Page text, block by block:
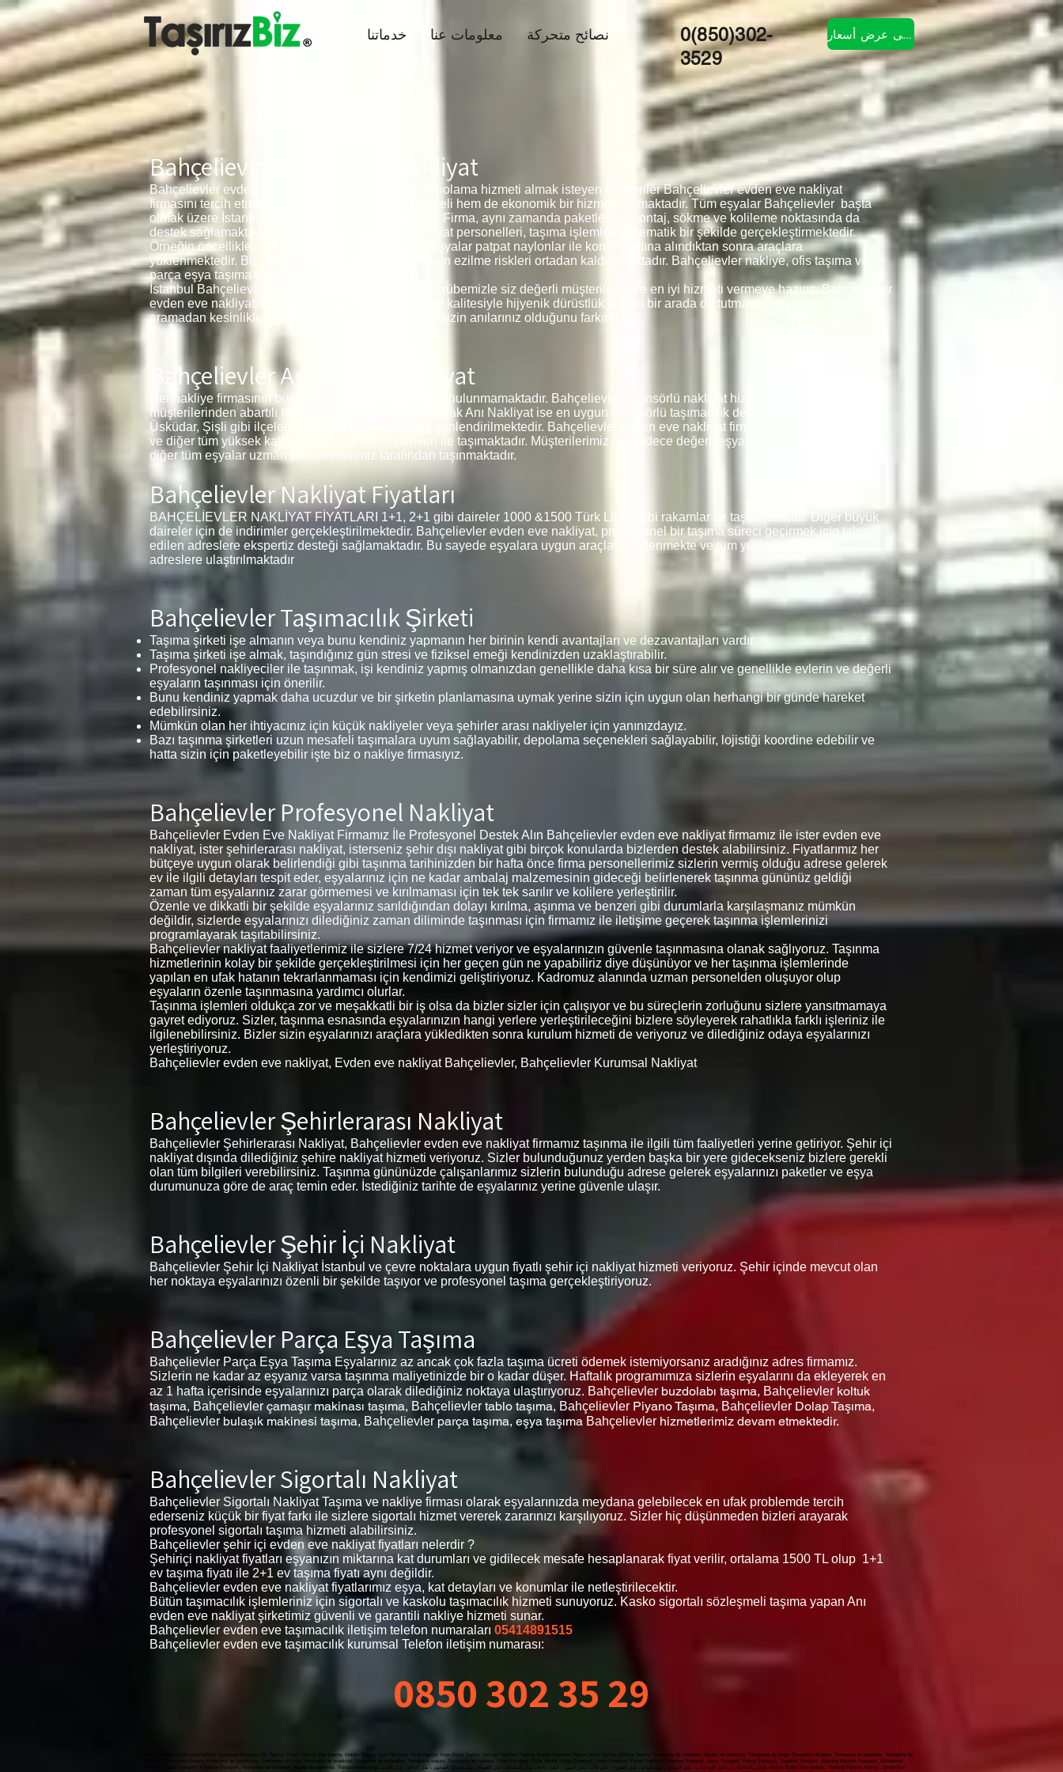
خدماتنا معلومات عنا نصائح متحركة
0(850)302-
3529
احصل على عرض أسعار
Bahçelievler Evden Eve Nakliyat
Bahçelievler evden eve nakliyat ve Bahçelievler depolama hizmeti almak isteyen müşteriler Bahçelievler evden eve nakliyat
firmasını tercih etmektedir. Çünkü firmamız hem kaliteli hem de ekonomik bir hizmet sunmaktadır. Tüm eşyalar Bahçelievler başta
olmak üzere İstanbul’un 39 ilçesine götürülmektedir. Firma, aynı zamanda paketleme, montaj, sökme ve kolileme noktasında da
destek sağlamaktadır. Bahçelievler evden eve nakliyat personelleri, taşıma işlemleri sistematik bir şekilde gerçekleştirmektedir.
Örneğin öncellikle mobilyalar, bazalar veya beyaz eşyalar patpat naylonlar ile koruma altına alındıktan sonra araçlara
yüklenmektedir. Bu sayede hassas olan malzemelerin ezilme riskleri ortadan kaldırılmaktadır. Bahçelievler nakliye, ofis taşıma ve
parça eşya taşıma desteği de sağlamaktadır.
İstanbul Bahçelievler Evden Eve Nakliyat 5 Yıllık tecrübemizle siz değerli müşterilerimize en iyi hizmeti vermeye hazırız. Bahçelievler
evden eve nakliyat ANI NAKLİYAT olarak birinci sınıf kalitesiyle hijyenik dürüstlük kaliteli bir arada da tutmaya çalışıyoruz. Bizi
aramadan kesinlikle taşınmayınız çünkü eşyalarınız sizin anılarınız olduğunu farkındayız.
Bahçelievler Asansörlü Nakliyat
Her nakliye firmasının bünyesinde asansör sistemleri bulunmamaktadır. Bahçelievler asansörlü nakliyat hizmeti veren firmalarda
müşterilerinden abartılı rakamlar talep etmektedir. Ancak Anı Nakliyat ise en uygun asansörlü taşımacılık desteğini sağlamaktadır.
Üsküdar, Şişli gibi ilçelere aynı gün içerisinde araç yönlendirilmektedir. Bahçelievler evden eve nakliyat firmamız rezidansları, siteleri
ve diğer tüm yüksek katlı binaları asansör sistemleri ile taşımaktadır. Müşterilerimiz ise sadece değerli eşyalarını yanına almakta ve
diğer tüm eşyalar uzman personellerimiz tarafından taşınmaktadır.
Bahçelievler Nakliyat Fiyatları
BAHÇELİEVLER NAKLİYAT FİYATLARI 1+1, 2+1 gibi daireler 1000 &1500 Türk Lirası gibi rakamlar ile taşınmaktadır. Diğer büyük
daireler için de indirimler gerçekleştirilmektedir. Bahçelievler evden eve nakliyat, profesyonel bir taşıma süreci geçirmek için talep
edilen adreslere ekspertiz desteği sağlamaktadır. Bu sayede eşyalara uygun araçlar belirlenmekte ve tüm yükler tek seferde
adreslere ulaştırılmaktadır
Bahçelievler Taşımacılık Şirketi
Taşıma şirketi işe almanın veya bunu kendiniz yapmanın her birinin kendi avantajları ve dezavantajları vardır.
Taşıma şirketi işe almak, taşındığınız gün stresi ve fiziksel emeği kendinizden uzaklaştırabilir.
Profesyonel nakliyeciler ile taşınmak, işi kendiniz yapmış olmanızdan genellikle daha kısa bir süre alır ve genellikle evlerin ve değerli
eşyaların taşınması için önerilir.
Bunu kendiniz yapmak daha ucuzdur ve bir şirketin planlamasına uymak yerine sizin için uygun olan herhangi bir günde hareket
edebilirsiniz.
Mümkün olan her ihtiyacınız için küçük nakliyeler veya şehirler arası nakliyeler için yanınızdayız.
Bazı taşınma şirketleri uzun mesafeli taşımalara uyum sağlayabilir, depolama seçenekleri sağlayabilir, lojistiği koordine edebilir ve
hatta sizin için paketleyebilir işte biz o nakliye firmasıyız.
Bahçelievler Profesyonel Nakliyat
Bahçelievler Evden Eve Nakliyat Firmamız İle Profesyonel Destek Alın Bahçelievler evden eve nakliyat firmamız ile ister evden eve
nakliyat, ister şehirlerarası nakliyat, isterseniz şehir dışı nakliyat gibi birçok konularda bizlerden destek alabilirsiniz. Fiyatlarımız her
bütçeye uygun olarak belirlendiği gibi taşınma tarihinizden bir hafta önce firma personellerimiz sizlerin vermiş olduğu adrese gelerek
ev ile ilgili detayları tespit eder, eşyalarınız için ne kadar ambalaj malzemesinin gideceği belirlenerek taşınma gününüz geldiği
zaman tüm eşyalarınız zarar görmemesi ve kırılmaması için tek tek sarılır ve kolilere yerleştirilir.
Özenle ve dikkatli bir şekilde eşyalarınız sarıldığından dolayı kırılma, aşınma ve benzeri gibi durumlarla karşılaşmanız mümkün
değildir, sizlerde eşyalarınızı dilediğiniz zaman diliminde taşınması için firmamız ile iletişime geçerek taşınma işlemlerinizi
programlayarak taşıtabilirsiniz.
Bahçelievler nakliyat faaliyetlerimiz ile sizlere 7/24 hizmet veriyor ve eşyalarınızın güvenle taşınmasına olanak sağlıyoruz. Taşınma
hizmetlerinin kolay bir şekilde gerçekleştirilmesi için her geçen gün ne yapabiliriz diye düşünüyor ve her taşınma işlemlerinde
yapılan en ufak hatanın tekrarlanmaması için kendimizi geliştiriyoruz. Kadromuz alanında uzman personelden oluşuyor olup
eşyaların özenle taşınmasına yardımcı olurlar.
Taşınma işlemleri oldukça zor ve meşakkatli bir iş olsa da bizler sizler için çalışıyor ve bu süreçlerin zorluğunu sizlere yansıtmamaya
gayret ediyoruz. Sizler, taşınma esnasında eşyalarınızın hangi yerlere yerleştirileceğini bizlere söyleyerek rahatlıkla farklı işleriniz ile
ilgilenebilirsiniz. Bizler sizin eşyalarınızı araçlara yükledikten sonra kurulum hizmeti de veriyoruz ve dilediğiniz odaya eşyalarınızı
yerleştiriyoruz.
Bahçelievler evden eve nakliyat, Evden eve nakliyat Bahçelievler, Bahçelievler Kurumsal Nakliyat
Bahçelievler Şehirlerarası Nakliyat
Bahçelievler Şehirlerarası Nakliyat, Bahçelievler evden eve nakliyat firmamız taşınma ile ilgili tüm faaliyetleri yerine getiriyor. Şehir içi
nakliyat dışında dilediğiniz şehire nakliyat hizmeti veriyoruz. Sizler bulunduğunuz yerden başka bir yere gidecekseniz bizlere gerekli
olan tüm bilgileri verebilirsiniz. Taşınma gününüzde çalışanlarımız sizlerin bulunduğu adrese gelerek eşyalarınızı paketler ve eşya
durumunuza göre de araç temin eder. İstediğiniz tarihte de eşyalarınız yerine güvenle ulaşır.
Bahçelievler Şehir İçi Nakliyat
Bahçelievler Şehir İçi Nakliyat İstanbul ve çevre noktalara uygun fiyatlı şehir içi nakliyat hizmeti veriyoruz. Şehir içinde mevcut olan
her noktaya eşyalarınızı özenli bir şekilde taşıyor ve profesyonel taşıma gerçekleştiriyoruz.
Bahçelievler Parça Eşya Taşıma
Bahçelievler Parça Eşya Taşıma Eşyalarınız az ancak çok fazla taşıma ücreti ödemek istemiyorsanız aradığınız adres firmamız.
Sizlerin ne kadar az eşyanız varsa taşınma maliyetinizde bir o kadar düşer. Haftalık programımıza sizlerin eşyalarını da ekleyerek en
az 1 hafta içerisinde eşyalarınızı parça olarak dilediğiniz noktaya ulaştırıyoruz. Bahçelievler buzdolabı taşıma, Bahçelievler koltuk
taşıma, Bahçelievler çamaşır makinası taşıma, Bahçelievler tablo taşıma, Bahçelievler Piyano Taşıma, Bahçelievler Dolap Taşıma,
Bahçelievler bulaşık makinesi taşıma, Bahçelievler parça taşıma, eşya taşıma Bahçelievler hizmetlerimiz devam etmektedir.
Bahçelievler Sigortalı Nakliyat
Bahçelievler Sigortalı Nakliyat Taşıma ve nakliye firması olarak eşyalarınızda meydana gelebilecek en ufak problemde tercih
ederseniz küçük bir fiyat farkı ile sizlere sigortalı hizmet vererek zararınızı karşılıyoruz. Sizler hiç düşünmeden bizleri arayarak
profesyonel sigortalı taşıma hizmeti alabilirsiniz.
Bahçelievler şehir içi evden eve nakliyat fiyatları nelerdir ?
Şehiriçi nakliyat fiyatları eşyanızın miktarına kat durumları ve gidilecek mesafe hesaplanarak fiyat verilir, ortalama 1500 TL olup 1+1
ev taşıma fiyatı ile 2+1 ev taşıma fiyatı aynı değildir.
Bahçelievler evden eve nakliyat fiyatlarımız eşya, kat detayları ve konumlar ile netleştirilecektir.
Bütün taşımacılık işlemleriniz için sigortalı ve kaskolu taşımacılık hizmeti sunuyoruz. Kasko sigortalı sözleşmeli taşıma yapan Anı
evden eve nakliyat şirketimiz güvenli ve garantili nakliye hizmeti sunar.
Bahçelievler evden eve taşımacılık iletişim telefon numaraları 05414891515
Bahçelievler evden eve taşımacılık kurumsal Telefon iletişim numarası:
0850 302 35 29
Ataköy Nakliyat, Kamyonet Nakliye, Kamyonet Kiralama, Yük Taşıma, Piyano Taşıma, Koli Taşıma, Makina Taşıma, çeyiz Nakliyesi, Pikap Nakliye, Koşu Bandı Taşıma, Çamaşır Makinesi Taşıma, Bulaşık Makinesi Taşıma ,Kasa Taşıma, Mobilya Taşıma, Transporte de camiones, Alquiler de camiones, Transporte de carga, Transporte de piano, Transporte de paquetes, Transporte de
máquinas, Transporte Dowery, Transporte de camionetas, Transporte en cinta, Transporte de lavadoras, Transporte de lavavajillas, Transporte seguro, Transporte de muebles, Truck Transport, Truck Rental, Cargo Transport, Piano Transport, Parcel Transport, Machine Transport, dowry Transport, Pickup Transport, Treadmill Transport, Washing Machine Transport, Dishwasher
Transport, Case Transport, Furniture Transport, Transporte de camiones, Alquiler de camiones, Transporte de carga, النقل بالشاحنات ، تأجير الشاحنات ، نقل البضائع ، نقل البيانو ، نقل الطرود ، نقل الآلة ، نقل المهور ، النقل لاقط ، نقل المطحنة ، نقل الغسالة ، نقل غسالة الصحون ، نقل الحالة ، نقل الأثاث, Ataköy Evden Eve nakliyat, Nakliyat Fiyatları Ataköy , Evden Eve